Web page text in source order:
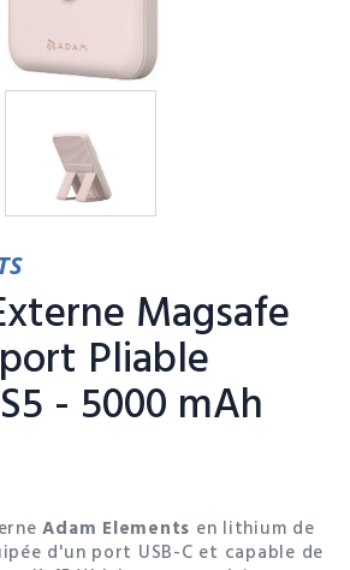
Magsafe
Pliable
- 5000 mAh
Adam Elements en lithium de
d'un port USB-C et capable de